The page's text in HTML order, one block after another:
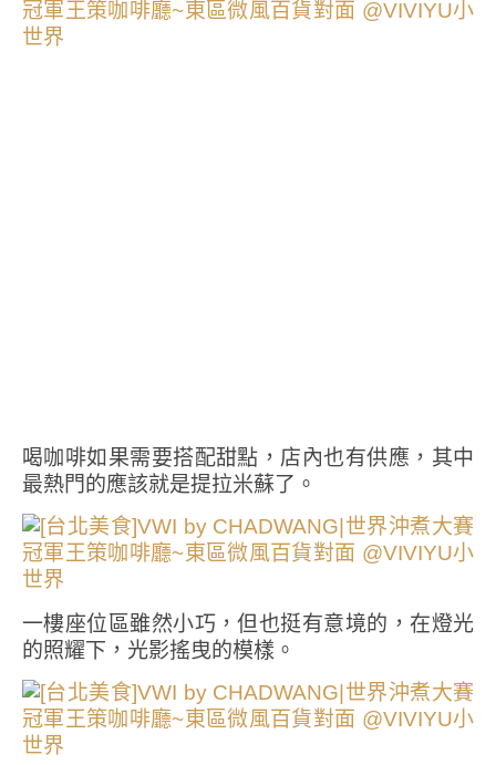
喝咖啡如果需要搭配甜點，店內也有供應，其中
最熱門的應該就是提拉米蘇了。
一樓座位區雖然小巧，但也挺有意境的，在燈光
的照耀下，光影搖曳的模樣。